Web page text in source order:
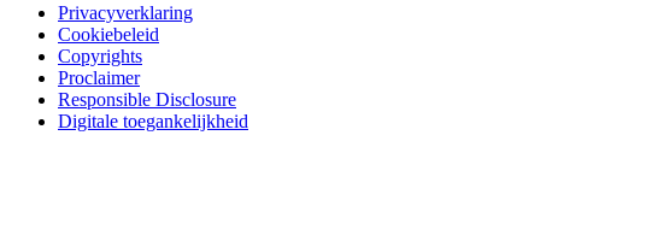
Privacyverklaring
Cookiebeleid
Copyrights
Proclaimer
Responsible Disclosure
Digitale toegankelijkheid